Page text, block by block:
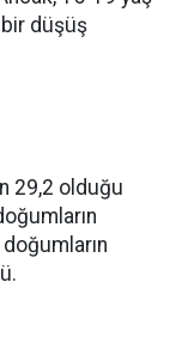
bir düşüş
29,2 olduğu